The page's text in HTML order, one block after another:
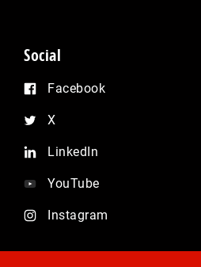
Social
Facebook
X
LinkedIn
YouTube
Instagram